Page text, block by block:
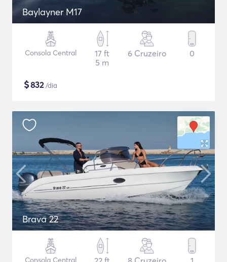
Baylayner M17
Consola Central
17 ft
5 m
6 Cruzeiro 0
$832/dia
Brava 22
Consola Central